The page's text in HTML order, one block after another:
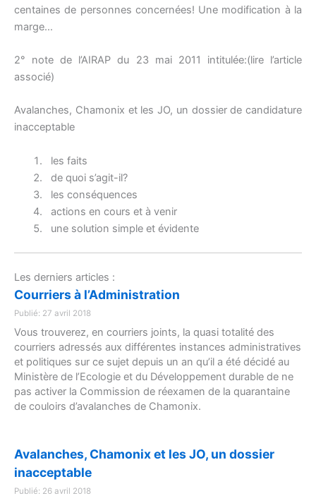
centaines de personnes concernées! Une modification à la
marge…
2° note de l’AIRAP du 23 mai 2011 intitulée:(lire l’article
associé)
Avalanches, Chamonix et les JO, un dossier de candidature
inacceptable
les faits
de quoi s’agit-il?
les conséquences
actions en cours et à venir
une solution simple et évidente
Les derniers articles :
Courriers à l’Administration
Publié: 27 avril 2018
Vous trouverez, en courriers joints, la quasi totalité des
courriers adressés aux différentes instances administratives
et politiques sur ce sujet depuis un an qu’il a été décidé au
Ministère de l’Ecologie et du Développement durable de ne
pas activer la Commission de réexamen de la quarantaine
de couloirs d’avalanches de Chamonix.
Avalanches, Chamonix et les JO, un dossier
inacceptable
Publié: 26 avril 2018